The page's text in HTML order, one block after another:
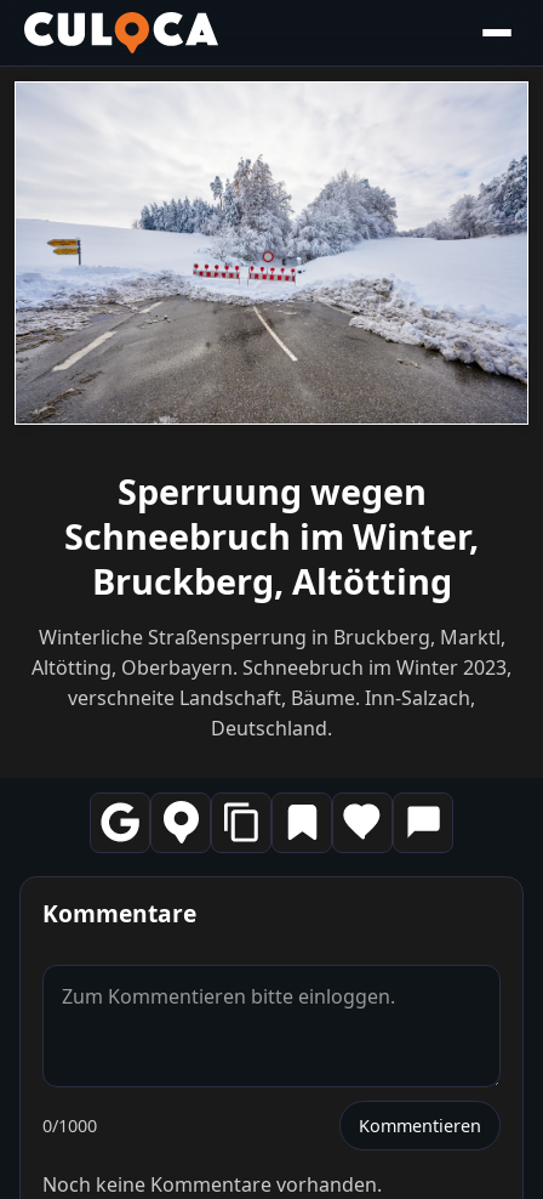
Sperruung wegen
Schneebruch im Winter,
Bruckberg, Altötting
Winterliche Straßensperrung in Bruckberg, Marktl,
Altötting, Oberbayern. Schneebruch im Winter 2023,
verschneite Landschaft, Bäume. Inn-Salzach,
Deutschland.
Kommentare
0/1000 Kommentieren
Noch keine Kommentare vorhanden.